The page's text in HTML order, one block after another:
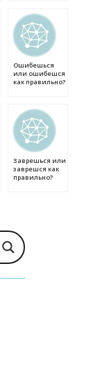
Ошибешься
или ошибешся
как правильно?
Заврешься или
заврешся как
правильно?